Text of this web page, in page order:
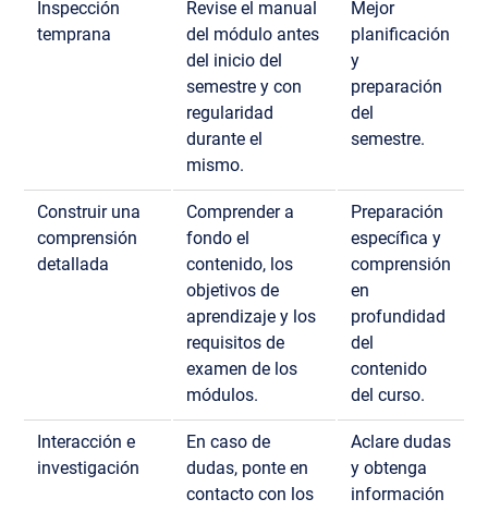
Inspección
temprana
Revise el manual
del módulo antes
del inicio del
semestre y con
regularidad
durante el
mismo.
Mejor
planificación
y
preparación
del
semestre.
Construir una
comprensión
detallada
Comprender a
fondo el
contenido, los
objetivos de
aprendizaje y los
requisitos de
examen de los
módulos.
Preparación
específica y
comprensión
en
profundidad
del
contenido
del curso.
Interacción e
investigación
En caso de
dudas, ponte en
contacto con los
Aclare dudas
y obtenga
información